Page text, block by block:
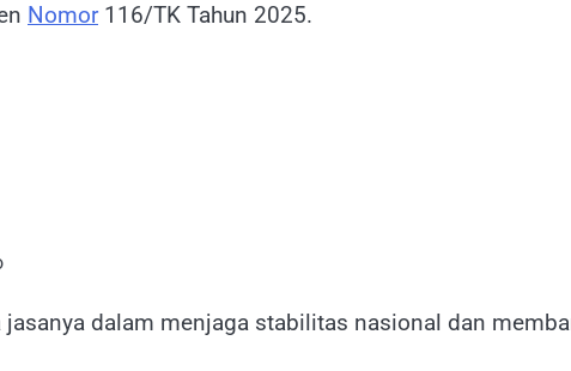
Nomor116/TK Tahun 2025.
dalam menjaga stabilitas nasional dan